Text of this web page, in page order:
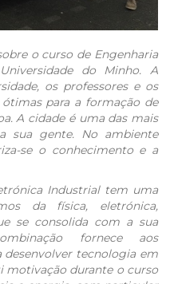
o curso de Engenharia
do Minho. A
os professores e os
para a formação de
A cidade é uma das mais
sua gente. No ambiente
se o conhecimento e a
Industrial tem uma
da física, eletrónica,
se consolida com a sua
fornece aos
desenvolver tecnologia em
motivação durante o curso